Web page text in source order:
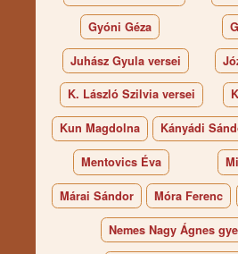
Gyóni Géza
Juhász Gyula versei
K. László Szilvia versei
Kun Magdolna Kányádi
Mentovics Éva
Márai Sándor Móra Ferenc
Nemes Nagy Ágnes